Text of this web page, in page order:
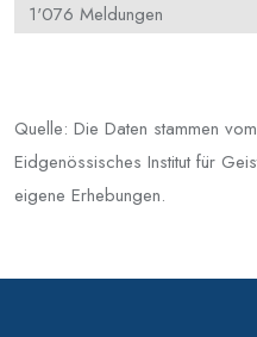
1'076 Meldungen
Quelle: Die Daten stammen
Eidgenössisches Institut für
eigene Erhebungen.